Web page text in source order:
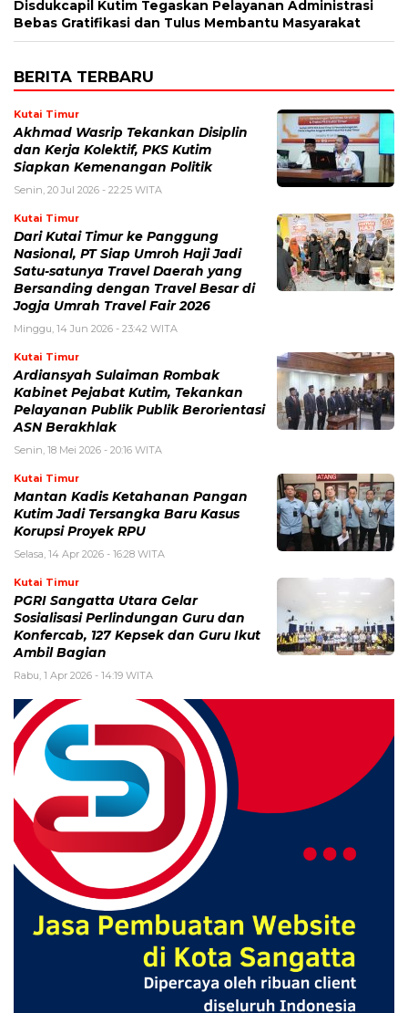
Disdukcapil Kutim Tegaskan Pelayanan Administrasi
Bebas Gratifikasi dan Tulus Membantu Masyarakat
BERITA TERBARU
Kutai Timur
Akhmad Wasrip Tekankan Disiplin
dan Kerja Kolektif, PKS Kutim
Siapkan Kemenangan Politik
Senin, 20 Jul 2026 - 22:25 WITA
Kutai Timur
Dari Kutai Timur ke Panggung
Nasional, PT Siap Umroh Haji Jadi
Satu-satunya Travel Daerah yang
Bersanding dengan Travel Besar di
Jogja Umrah Travel Fair 2026
Minggu, 14 Jun 2026 - 23:42 WITA
Kutai Timur
Ardiansyah Sulaiman Rombak
Kabinet Pejabat Kutim, Tekankan
Pelayanan Publik Publik Berorientasi
ASN Berakhlak
Senin, 18 Mei 2026 - 20:16 WITA
Kutai Timur
Mantan Kadis Ketahanan Pangan
Kutim Jadi Tersangka Baru Kasus
Korupsi Proyek RPU
Selasa, 14 Apr 2026 - 16:28 WITA
Kutai Timur
PGRI Sangatta Utara Gelar
Sosialisasi Perlindungan Guru dan
Konfercab, 127 Kepsek dan Guru Ikut
Ambil Bagian
Rabu, 1 Apr 2026 - 14:19 WITA